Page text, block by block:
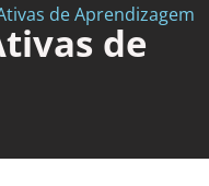
de Aprendizagem
de